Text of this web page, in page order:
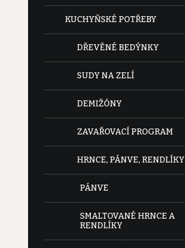
KUCHYŇSKÉ POTŘEBY
DŘEVĚNÉ BEDÝNKY
SUDY NA ZELÍ
DEMIŽÓNY
ZAVAŘOVACÍ PROGRAM
HRNCE, PÁNVE, RENDLÍKY
PÁNVE
SMALTOVANÉ HRNCE A
RENDLÍKY